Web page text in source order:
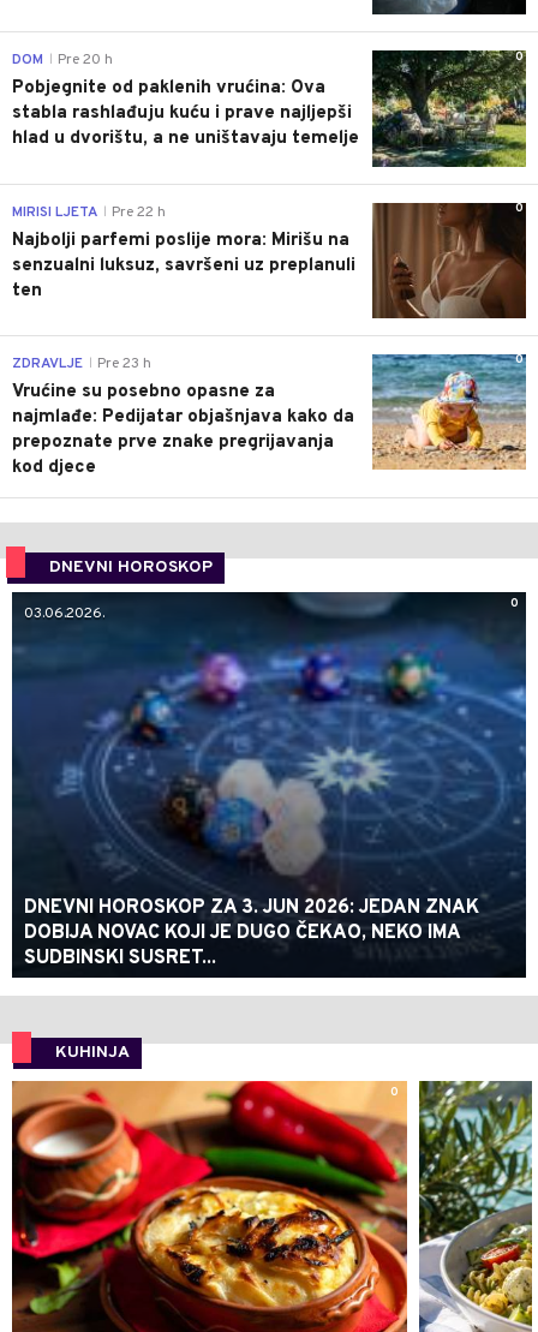
0
DOM Pre 20 h
Pobjegnite od paklenih vrućina: Ova
stabla rashlađuju kuću i prave najljepši
hlad u dvorištu, a ne uništavaju temelje
0
MIRISI LJETA Pre 22 h
Najbolji parfemi poslije mora: Mirišu na
senzualni luksuz, savršeni uz preplanuli
ten
0
ZDRAVLJE Pre 23 h
Vrućine su posebno opasne za
najmlađe: Pedijatar objašnjava kako da
prepoznate prve znake pregrijavanja
kod djece
DNEVNI HOROSKOP
0
03.06.2026.
DNEVNI HOROSKOP ZA 3. JUN 2026: JEDAN ZNAK
DOBIJA NOVAC KOJI JE DUGO ČEKAO, NEKO IMA
SUDBINSKI SUSRET...
KUHINJA
0